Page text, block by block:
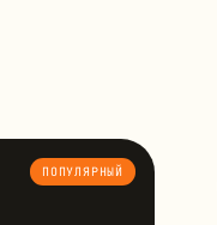
ПОПУЛЯРНЫЙ